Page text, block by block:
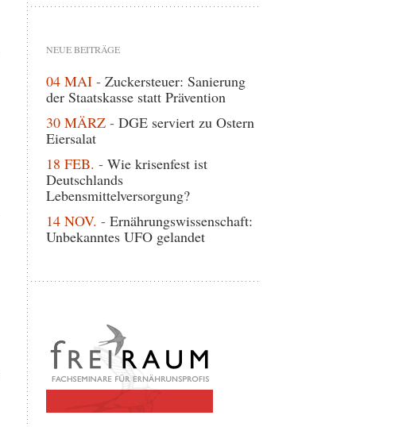
NEUE BEITRÄGE
04 MAI - Zuckersteuer: Sanierung
der Staatskasse statt Prävention
30 MÄRZ - DGE serviert zu Ostern
Eiersalat
18 FEB. - Wie krisenfest ist
Deutschlands
Lebensmittelversorgung?
14 NOV. - Ernährungswissenschaft:
Unbekanntes UFO gelandet